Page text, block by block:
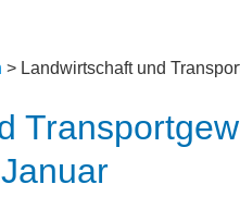
> Landwirtschaft und